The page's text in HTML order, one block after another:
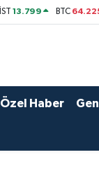
13.799 BTC
Özel Haber